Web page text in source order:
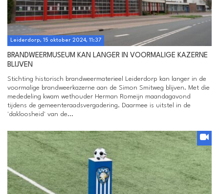
Leiderdorp, 15 oktober 2024, 11:37
BRANDWEERMUSEUM KAN LANGER IN VOORMALIGE KAZERNE
BLIJVEN
Stichting historisch brandweermaterieel Leiderdorp kan langer in de
voormalige brandweerkazerne aan de Simon Smitweg blijven. Met die
mededeling kwam wethouder Herman Romeijn maandagavond
tijdens de gemeenteraadsvergadering. Daarmee is uitstel in de
'dakloosheid' van de...